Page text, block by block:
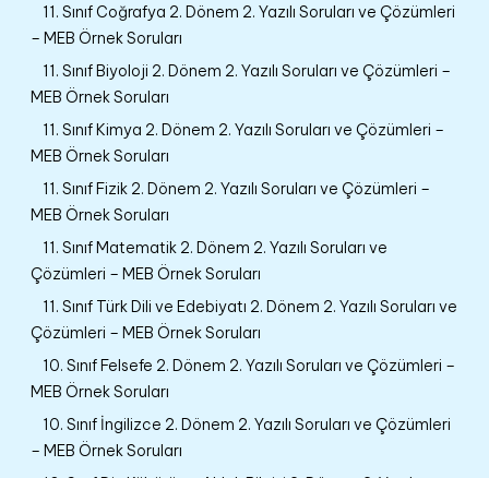
11. Sınıf Coğrafya 2. Dönem 2. Yazılı Soruları ve Çözümleri
– MEB Örnek Soruları
11. Sınıf Biyoloji 2. Dönem 2. Yazılı Soruları ve Çözümleri –
MEB Örnek Soruları
11. Sınıf Kimya 2. Dönem 2. Yazılı Soruları ve Çözümleri –
MEB Örnek Soruları
11. Sınıf Fizik 2. Dönem 2. Yazılı Soruları ve Çözümleri –
MEB Örnek Soruları
11. Sınıf Matematik 2. Dönem 2. Yazılı Soruları ve
Çözümleri – MEB Örnek Soruları
11. Sınıf Türk Dili ve Edebiyatı 2. Dönem 2. Yazılı Soruları ve
Çözümleri – MEB Örnek Soruları
10. Sınıf Felsefe 2. Dönem 2. Yazılı Soruları ve Çözümleri –
MEB Örnek Soruları
10. Sınıf İngilizce 2. Dönem 2. Yazılı Soruları ve Çözümleri
– MEB Örnek Soruları